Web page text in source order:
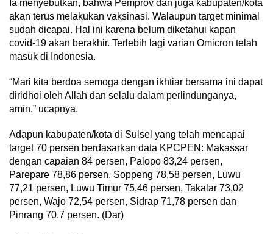
Ia menyebutkan, bahwa Pemprov dan juga kabupaten/kota
akan terus melakukan vaksinasi. Walaupun target minimal
sudah dicapai. Hal ini karena belum diketahui kapan
covid-19 akan berakhir. Terlebih lagi varian Omicron telah
masuk di Indonesia.
“Mari kita berdoa semoga dengan ikhtiar bersama ini dapat
diridhoi oleh Allah dan selalu dalam perlindunganya,
amin,” ucapnya.
Adapun kabupaten/kota di Sulsel yang telah mencapai
target 70 persen berdasarkan data KPCPEN: Makassar
dengan capaian 84 persen, Palopo 83,24 persen,
Parepare 78,86 persen, Soppeng 78,58 persen, Luwu
77,21 persen, Luwu Timur 75,46 persen, Takalar 73,02
persen, Wajo 72,54 persen, Sidrap 71,78 persen dan
Pinrang 70,7 persen. (Dar)